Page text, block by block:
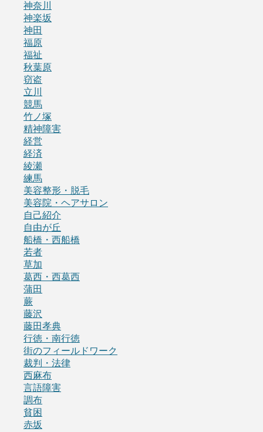
神奈川
神楽坂
神田
福原
福祉
秋葉原
窃盗
立川
競馬
竹ノ塚
精神障害
経営
経済
綾瀬
練馬
美容整形・脱毛
美容院・ヘアサロン
自己紹介
自由が丘
船橋・西船橋
若者
草加
葛西・西葛西
蒲田
蕨
藤沢
藤田孝典
行徳・南行徳
街のフィールドワーク
裁判・法律
西麻布
言語障害
調布
貧困
赤坂